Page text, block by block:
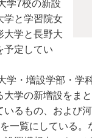
学7校の新設
学と学習院女
大学と長野大
予定してい
学・増設学部・学
大学の新増設をま
いるもの、および
一覧にしている。